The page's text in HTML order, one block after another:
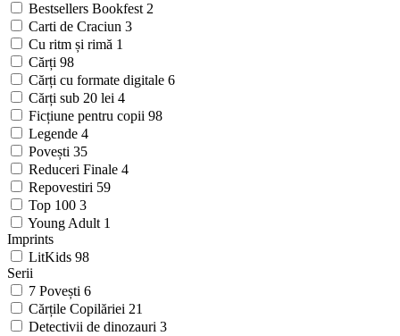
Bestsellers Bookfest 2
Carti de Craciun 3
Cu ritm și rimă 1
Cărți 98
Cărți cu formate digitale 6
Cărți sub 20 lei 4
Ficțiune pentru copii 98
Legende 4
Povești 35
Reduceri Finale 4
Repovestiri 59
Top 100 3
Young Adult 1
Imprints
LitKids 98
Serii
7 Povești 6
Cărțile Copilăriei 21
Detectivii de dinozauri 3